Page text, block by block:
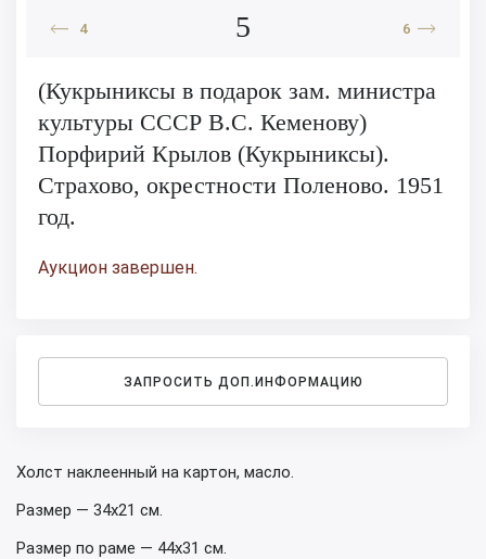
4 5 6
(Кукрыниксы в подарок зам. министра
культуры СССР В.С. Кеменову)
Порфирий Крылов (Кукрыниксы).
Страхово, окрестности Поленово. 1951
год.
Аукцион завершен.
ЗАПРОСИТЬ ДОП.ИНФОРМАЦИЮ
Холст наклеенный на картон, масло.
Размер — 34х21 см.
Размер по раме — 44х31 см.